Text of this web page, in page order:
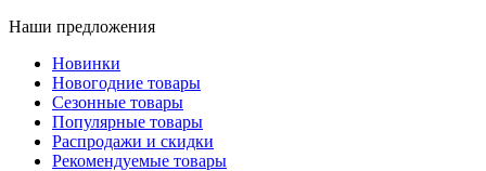
Наши предложения
Новинки
Новогодние товары
Сезонные товары
Популярные товары
Распродажи и скидки
Рекомендуемые товары